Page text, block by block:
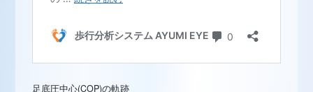
足底圧中心(COP)の軌跡